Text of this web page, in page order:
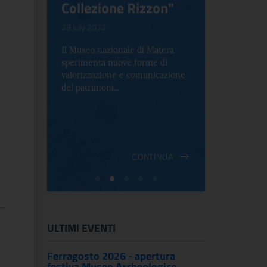
Collezione Rizzon"
28 July 2022
Il Museo nazionale di Matera
sperimenta nuove forme di
valorizzazione e comunicazione
del patrimoni...
CONTINUA
ULTIMI EVENTI
Ferragosto 2026 - apertura